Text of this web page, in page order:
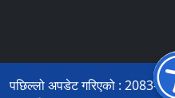
पछिल्लो अपडेट गरिएको : 2083-